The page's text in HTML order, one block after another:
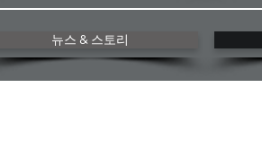
뉴스 & 스토리